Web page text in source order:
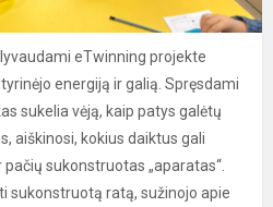
eTwinning projekte
energiją ir galią. Spręsdami
sukelia vėją, kaip patys galėtų
aiškinosi, kokius daiktus gali
sukonstruotas „aparatas“.
sukonstruotą ratą, sužinojo apie